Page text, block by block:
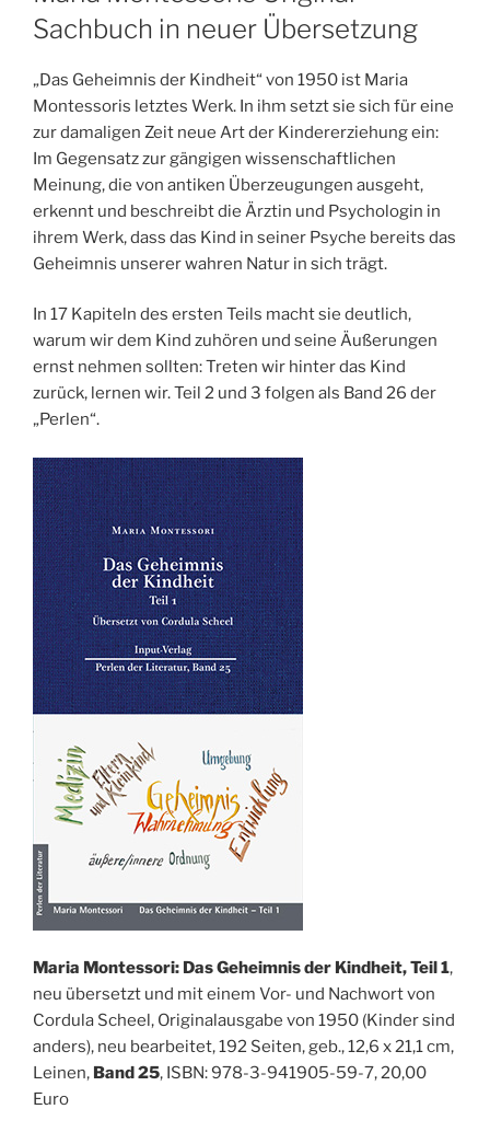
Sachbuch in neuer Übersetzung
„Das Geheimnis der Kindheit“ von 1950 ist Maria
Montessoris letztes Werk. In ihm setzt sie sich für eine
zur damaligen Zeit neue Art der Kindererziehung ein:
Im Gegensatz zur gängigen wissenschaftlichen
Meinung, die von antiken Überzeugungen ausgeht,
erkennt und beschreibt die Ärztin und Psychologin in
ihrem Werk, dass das Kind in seiner Psyche bereits das
Geheimnis unserer wahren Natur in sich trägt.
In 17 Kapiteln des ersten Teils macht sie deutlich,
warum wir dem Kind zuhören und seine Äußerungen
ernst nehmen sollten: Treten wir hinter das Kind
zurück, lernen wir. Teil 2 und 3 folgen als Band 26 der
„Perlen“.
Maria Montessori: Das Geheimnis der Kindheit, Teil 1,
neu übersetzt und mit einem Vor- und Nachwort von
Cordula Scheel, Originalausgabe von 1950 (Kinder sind
anders), neu bearbeitet, 192 Seiten, geb., 12,6 x 21,1 cm,
Leinen, Band 25, ISBN: 978-3-941905-59-7, 20,00
Euro